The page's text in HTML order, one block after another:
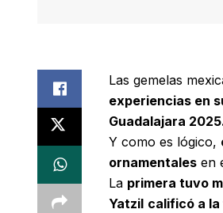
Las gemelas
experiencias en
Guadalajara
Y como es lógico,
ornamentales en
La primera tuvo
Yatzil calificó a la